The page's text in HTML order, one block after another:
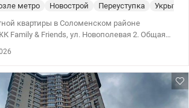
метро Новострой Переуступка
Укрытие
квартиры в Соломенском районе
Family & Friends, ул. Новополевая 2. Общая
этаже из 26. Секция «Б», введенная в
от застройщика: лазерная стяжка пола,
стеклопакеты, счетчики на воду,
счетчик на отопление,